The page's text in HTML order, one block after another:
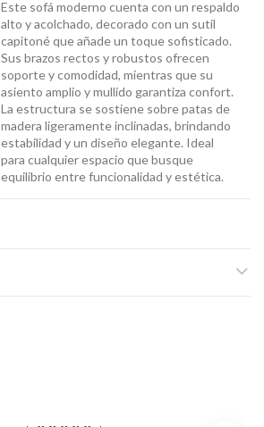
Este sofá moderno cuenta con un respaldo
alto y acolchado, decorado con un sutil
capitoné que añade un toque sofisticado.
Sus brazos rectos y robustos ofrecen
soporte y comodidad, mientras que su
asiento amplio y mullido garantiza confort.
La estructura se sostiene sobre patas de
madera ligeramente inclinadas, brindando
estabilidad y un diseño elegante. Ideal
para cualquier espacio que busque
equilibrio entre funcionalidad y estética.